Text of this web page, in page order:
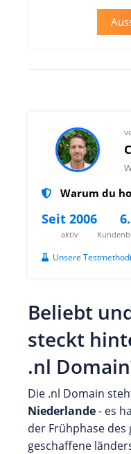
Warum du
Seit 2006
aktiv
Unsere
Beliebt
steckt
.nl
Die .nl Domain
Niederlande- es
der Frühphase des
geschaffene